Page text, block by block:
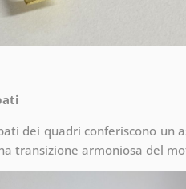
dei quadri conferiscono un
transizione armoniosa del